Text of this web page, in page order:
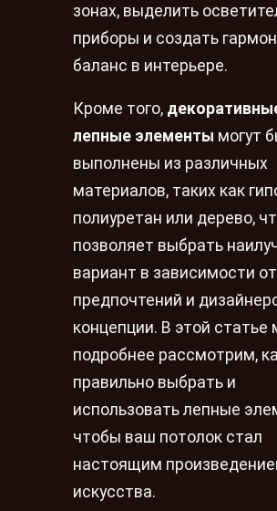
зонах, выделить
приборы и создать
баланс в интерьере.
Кроме того,
лепные элементы могут
выполнены из различных
материалов, таких как
полиуретан или дерево,
позволяет выбрать
вариант в зависимости
предпочтений и
концепции. В этой статье
подробнее рассмотрим,
правильно выбрать и
использовать лепные
чтобы ваш потолок стал
настоящим
искусства.